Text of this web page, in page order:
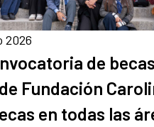
2026
de
Fundación
en todas las